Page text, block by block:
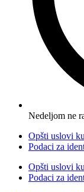
Nedeljom ne
Opšti uslovi
Podaci za
Opšti uslovi
Podaci za